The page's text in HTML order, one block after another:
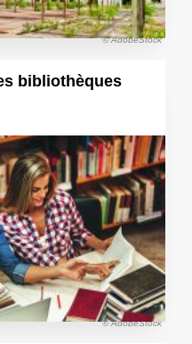
© AdobeStock
bibliothèques
© AdobeStock